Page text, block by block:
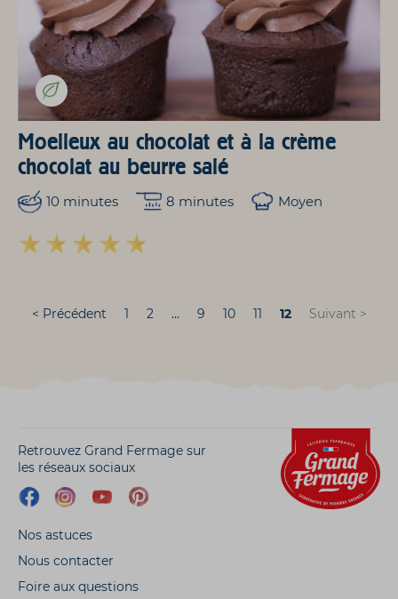
Moelleux au chocolat et à la crème
chocolat au beurre salé
10 minutes 8 minutes Moyen
< Précédent 1 2 … 9 10 11 12 Suivant >
Retrouvez Grand Fermage sur
les réseaux sociaux
Nos astuces
Nous contacter
Foire aux questions